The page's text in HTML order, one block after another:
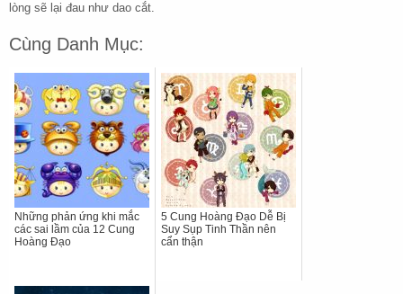
lòng sẽ lại đau như dao cắt.
Cùng Danh Mục:
Những phản ứng khi mắc
các sai lầm của 12 Cung
Hoàng Đạo
5 Cung Hoàng Đạo Dễ Bị
Suy Sụp Tinh Thần nên
cẩn thận